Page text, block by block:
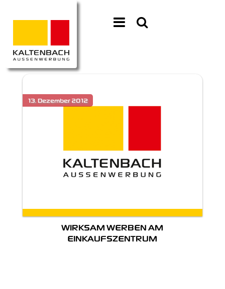
WIRKSAM WERBEN AM
EINKAUFSZENTRUM